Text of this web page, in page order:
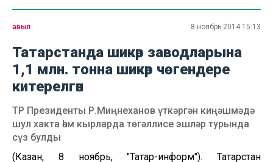
авыл 8 ноябрь 2014 15:13
Татарстанда шикәр заводларына
1,1 млн. тонна шикәр чөгендере
китерелгән
ТР Президенты Р.Миңнеханов үткәргән киңәшмәдә
шул хакта һәм кырларда төгәллисе эшләр турында
сүз булды
(Казан, 8 ноябрь, "Татар-информ"). Татарстан